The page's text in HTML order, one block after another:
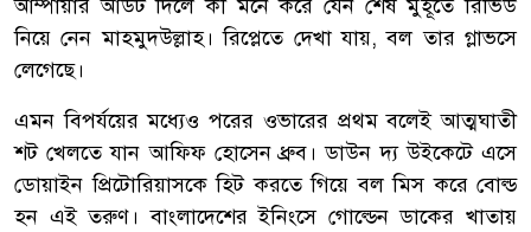
আম্পায়ার আউট দিলে কী মনে করে যেন শেষ মুহূর্তে রিভিউ
নিয়ে নেন মাহমুদউল্লাহ। রিপ্লেতে দেখা যায়, বল তার গ্লাভসে
লেগেছে।
এমন বিপর্যয়ের মধ্যেও পরের ওভারের প্রথম বলেই আত্মঘাতী
শট খেলতে যান আফিফ হোসেন ধ্রুব। ডাউন দ্য উইকেটে এসে
ডোয়াইন প্রিটোরিয়াসকে হিট করতে গিয়ে বল মিস করে বোল্ড
হন এই তরুণ। বাংলাদেশের ইনিংসে গোল্ডেন ডাকের খাতায়